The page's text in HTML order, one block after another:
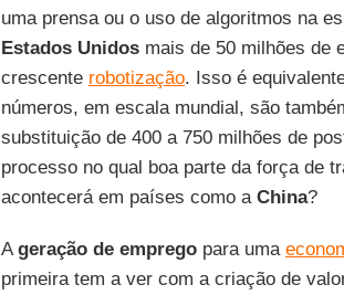
uma prensa ou o uso de algoritmos na
Estados Unidosmais de 50 milhões de
crescente robotização. Isso é
números, em escala mundial, são
substituição de 400 a 750 milhões de
processo no qual boa parte da força de
acontecerá em países como a China?
Ageração de empregopara uma
primeira tem a ver com a criação de